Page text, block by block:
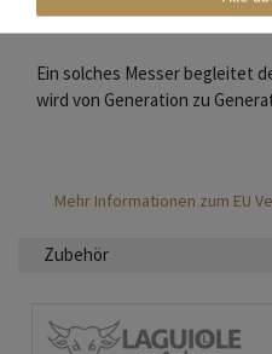
zumeist eine Verzierung in
Ein solches Messer begleitet
wird von Generation zu
Mehr Informationen zum EU
Zubehör